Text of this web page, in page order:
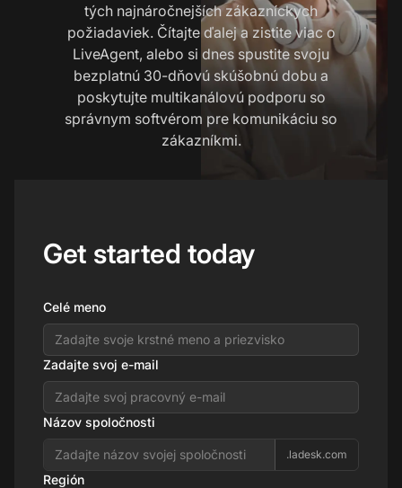
tých najnáročnejších zákazníckych
požiadaviek. Čítajte ďalej a zistite viac o
LiveAgent, alebo si dnes spustite svoju
bezplatnú 30-dňovú skúšobnú dobu a
poskytujte multikanálovú podporu so
správnym softvérom pre komunikáciu so
zákazníkmi.
Get started today
Celé meno
Zadajte svoj e-mail
Názov spoločnosti
.ladesk.com
Región